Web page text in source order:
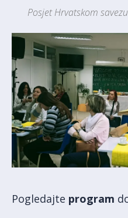
Posjet Hrvatskom
Pogledajte program